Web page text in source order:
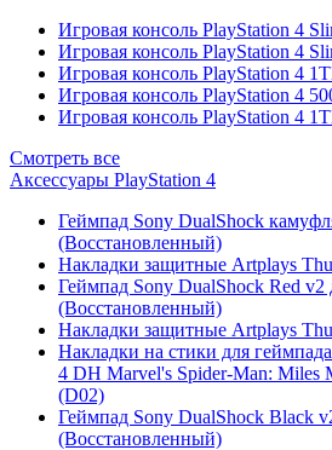
Игровая консоль PlayStation 4
Игровая консоль PlayStation 4
Игровая консоль PlayStation 4
Игровая консоль PlayStation 4
Игровая консоль PlayStation 4
Смотреть все
Аксессуары PlayStation 4
Геймпад Sony DualShock
(Восстановленный)
Накладки защитные Artplays
Геймпад Sony DualShock Red
(Восстановленный)
Накладки защитные Artplays
Накладки на стики для
4 DH Marvel's Spider-Man: Miles
(D02)
Геймпад Sony DualShock Black
(Восстановленный)